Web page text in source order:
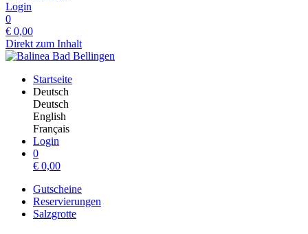
Login
0
€ 0,00
Direkt zum Inhalt
Startseite
Deutsch
Deutsch
English
Français
Login
0
€ 0,00
Gutscheine
Reservierungen
Salzgrotte